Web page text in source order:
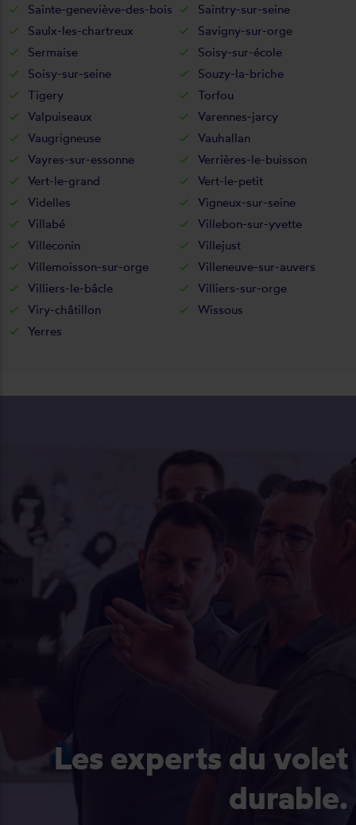
Sainte-geneviève-des-bois
Saintry-sur-seine
Saulx-les-chartreux
Savigny-sur-orge
Sermaise
Soisy-sur-école
Soisy-sur-seine
Souzy-la-briche
Tigery
Torfou
Valpuiseaux
Varennes-jarcy
Vaugrigneuse
Vauhallan
Vayres-sur-essonne
Verrières-le-buisson
Vert-le-grand
Vert-le-petit
Videlles
Vigneux-sur-seine
Villabé
Villebon-sur-yvette
Villeconin
Villejust
Villemoisson-sur-orge
Villeneuve-sur-auvers
Villiers-le-bâcle
Villiers-sur-orge
Viry-châtillon
Wissous
Yerres
Les experts du volet
durable.